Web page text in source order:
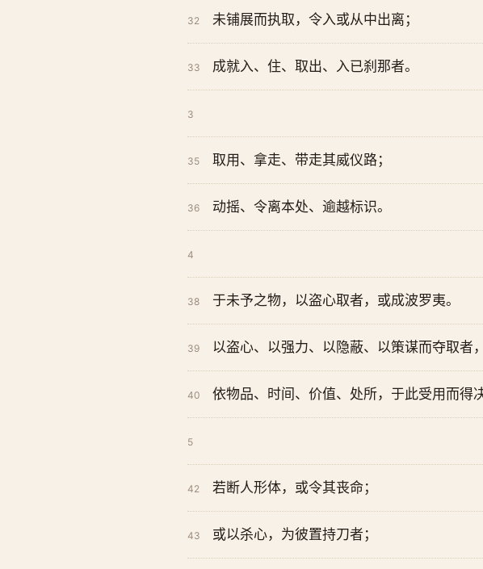
32 未铺展而执取，令入或从中出离；
33 成就入、住、取出、入已刹那者。
3
35 取用、拿走、带走其威仪路；
36 动摇、令离本处、逾越标识。
4
38 于未予之物，以盗心取者，或成波罗夷。
39 以盗心、以强力、以隐蔽、以策谋而夺取者，
40 依物品、时间、价值、处所，于此受用而得决
5
42 若断人形体，或令其丧命；
43 或以杀心，为彼置持刀者；